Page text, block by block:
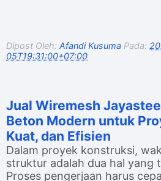
Dipost Oleh: Afandi Kusuma Pada:
05T19:31:00+07:00
Jual Wiremesh
Beton Modern untuk
Kuat, dan Efisien
Dalam proyek konstruksi,
struktur adalah dua hal yang
Proses pengerjaan harus